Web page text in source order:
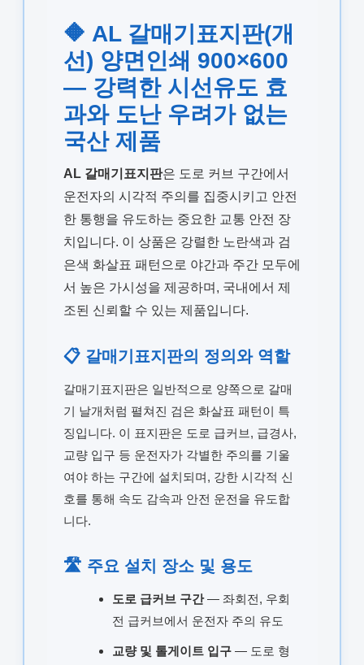
🔶 AL 갈매기표지판(개
선) 양면인쇄 900×600
— 강력한 시선유도 효
과와 도난 우려가 없는
국산 제품
AL 갈매기표지판은 도로 커브 구간에서
운전자의 시각적 주의를 집중시키고 안전
한 통행을 유도하는 중요한 교통 안전 장
치입니다. 이 상품은 강렬한 노란색과 검
은색 화살표 패턴으로 야간과 주간 모두에
서 높은 가시성을 제공하며, 국내에서 제
조된 신뢰할 수 있는 제품입니다.
📋 갈매기표지판의 정의와 역할
갈매기표지판은 일반적으로 양쪽으로 갈매
기 날개처럼 펼쳐진 검은 화살표 패턴이 특
징입니다. 이 표지판은 도로 급커브, 급경사,
교량 입구 등 운전자가 각별한 주의를 기울
여야 하는 구간에 설치되며, 강한 시각적 신
호를 통해 속도 감속과 안전 운전을 유도합
니다.
🛣️ 주요 설치 장소 및 용도
도로 급커브 구간— 좌회전, 우회
전 급커브에서 운전자 주의 유도
교량 및 톨게이트 입구— 도로 형